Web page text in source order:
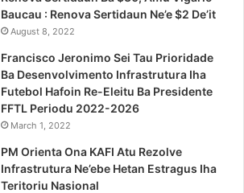
Baucau : Renova Sertidaun Ne’e $2 De’it
August 8, 2022
Francisco Jeronimo Sei Tau Prioridade
Ba Desenvolvimento Infrastrutura Iha
Futebol Hafoin Re-Eleitu Ba Presidente
FFTL Periodu 2022-2026
March 1, 2022
PM Orienta Ona KAFI Atu Rezolve
Infrastrutura Ne’ebe Hetan Estragus Iha
Teritoriu Nasional